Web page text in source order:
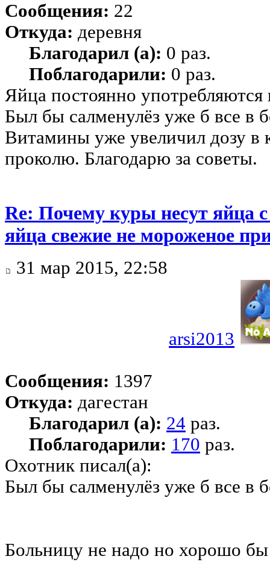
Сообщения: 22
Откуда: деревня
Благодарил (а): 0 раз.
Поблагодарили: 0 раз.
Яйца постоянно
Был бы салменулёз уже б все в
Витамины уже увеличил дозу в
проколю. Благодарю за советы.
Re: Почему куры несут яйца
яйца свежие не мороженое
31 мар 2015, 22:58
arsi2013
Сообщения: 1397
Откуда: дагестан
Благодарил (а): 24 раз.
Поблагодарили: 170 раз.
Охотник писал(а):
Был бы салменулёз уже б все в
Больницу не надо но хорошо